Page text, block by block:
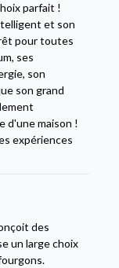
parfait !
et son
pour toutes
ses
son
son grand
d'une maison !
expériences
des
un large choix